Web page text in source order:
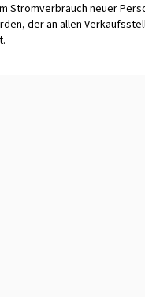
Stromverbrauch neuer
der an allen